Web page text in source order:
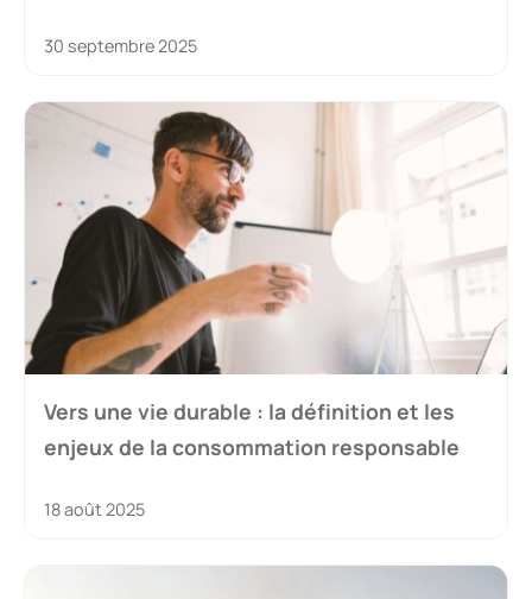
30 septembre 2025
Vers une vie durable : la définition et les
enjeux de la consommation responsable
18 août 2025